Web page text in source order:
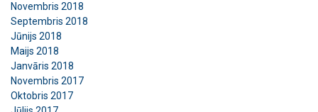
Novembris 2018
Septembris 2018
Jūnijs 2018
Maijs 2018
Janvāris 2018
Novembris 2017
Oktobris 2017